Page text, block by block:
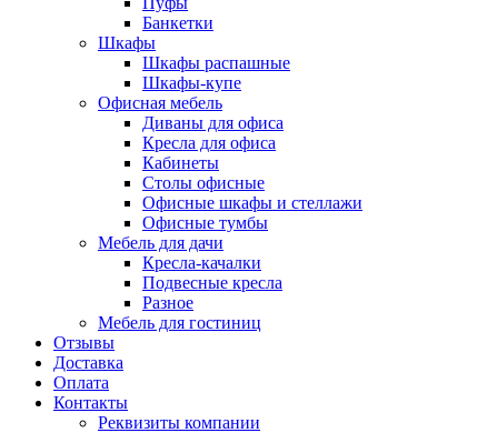
Банкетки
Шкафы
Шкафы распашные
Шкафы-купе
Офисная мебель
Диваны для офиса
Кресла для офиса
Кабинеты
Столы офисные
Офисные шкафы и стеллажи
Офисные тумбы
Мебель для дачи
Кресла-качалки
Подвесные кресла
Разное
Мебель для гостиниц
Отзывы
Доставка
Оплата
Контакты
Реквизиты компании